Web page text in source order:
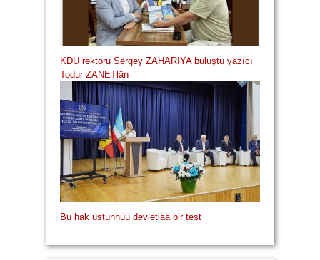
KDU rektoru Sergey ZAHARİYA buluştu yazıcı
Todur ZANETlän
Bu hak üstünnüü devletlää bir test